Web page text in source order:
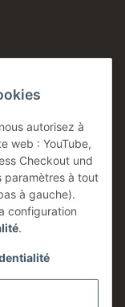
autorisez à
web : YouTube,
Checkout und
paramètres à tout
à gauche).
configuration
.